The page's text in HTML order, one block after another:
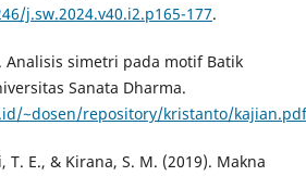
j.sw.2024.v40.i2.p165-177.
Analisis simetri pada motif Batik
Sanata Dharma.
~dosen/repository/kristanto/kajian.pdf
T. E., & Kirana, S. M. (2019). Makna